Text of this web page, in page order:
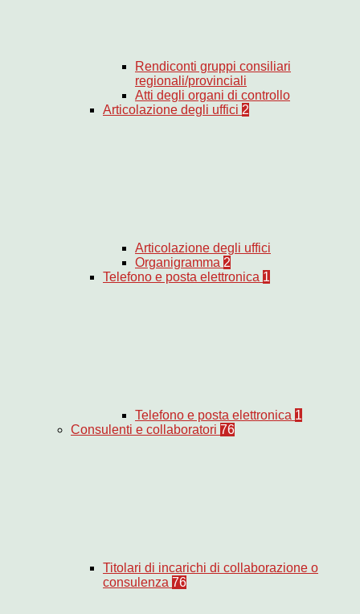
Rendiconti gruppi consiliari
regionali/provinciali
Atti degli organi di controllo
Articolazione degli uffici 2
Articolazione degli uffici
Organigramma 2
Telefono e posta elettronica 1
Telefono e posta elettronica 1
Consulenti e collaboratori 76
Titolari di incarichi di collaborazione o
consulenza 76